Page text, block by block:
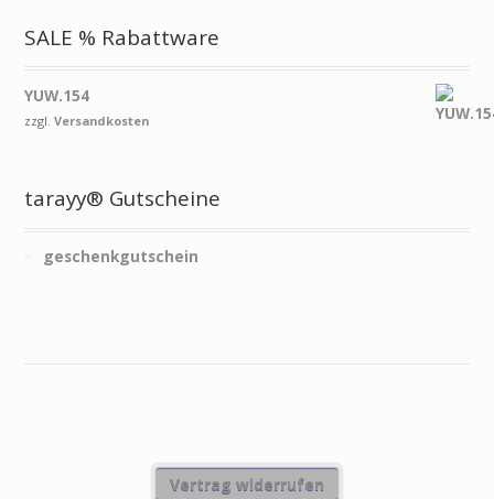
SALE % Rabattware
YUW.154
zzgl.Versandkosten
tarayy® Gutscheine
geschenkgutschein
Vertrag widerrufen